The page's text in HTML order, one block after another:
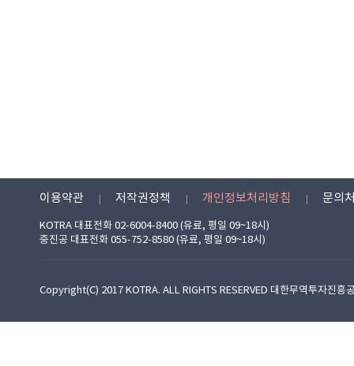
이용약관 저작권정책 개인정보처리방침 문의
KOTRA 대표전화 02-6004-8400 (유료, 평일 09~18시)
중진공 대표전화 055-752-8580 (유료, 평일 09~18시)
Copyright(C) 2017 KOTRA. ALL RIGHTS RESERVED 대한무역투자진흥